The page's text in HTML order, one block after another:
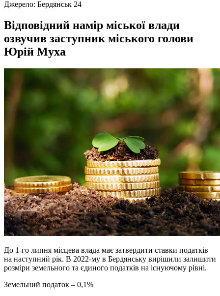
Джерело: Бердянськ 24
Відповідний намір міської влади
озвучив заступник міського голови
Юрій Муха
До 1-го липня місцева влада має затвердити ставки податків
на наступний рік. В 2022-му в Бердянську вирішили залишити
розміри земельного та єдиного податків на існуючому рівні.
Земельний податок – 0,1%